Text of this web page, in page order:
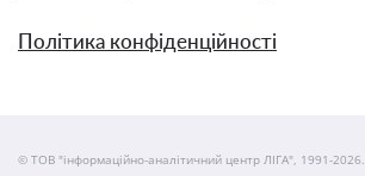
Політика конфіденційності
© ТОВ "інформаційно-аналітичний центр ЛІГА", 1991-2026.